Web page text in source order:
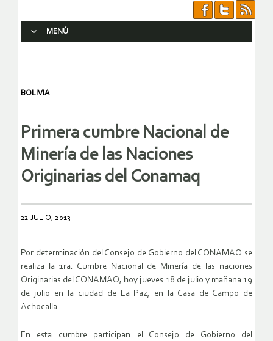
MENÚ
BOLIVIA
Primera cumbre Nacional de
Minería de las Naciones
Originarias del Conamaq
22 JULIO, 2013
Por determinación del Consejo de Gobierno del CONAMAQ se
realiza la 1ra. Cumbre Nacional de Minería de las naciones
Originarias del CONAMAQ, hoy jueves 18 de julio y mañana 19
de julio en la ciudad de La Paz, en la Casa de Campo de
Achocalla.
En esta cumbre participan el Consejo de Gobierno del